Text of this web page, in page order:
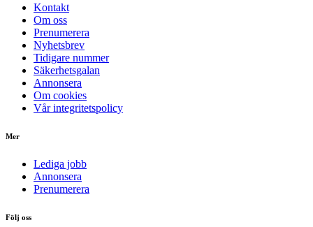
Kontakt
Om oss
Prenumerera
Nyhetsbrev
Tidigare nummer
Säkerhetsgalan
Annonsera
Om cookies
Vår integritetspolicy
Mer
Lediga jobb
Annonsera
Prenumerera
Följ oss